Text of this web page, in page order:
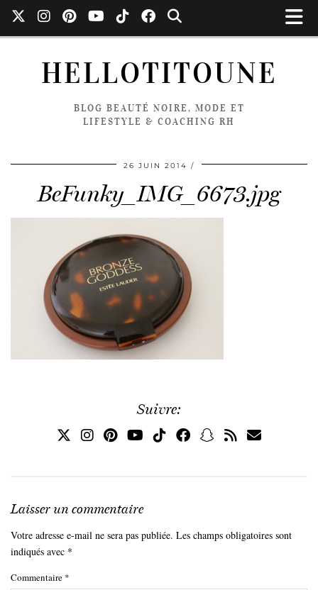
HELLOTITOUNE
BLOG BEAUTÉ NOIRE, MODE ET
LIFESTYLE & COACHING RH
26 JUIN 2014
BeFunky_IMG_6673.jpg
Suivre:
Laisser un commentaire
Votre adresse e-mail ne sera pas publiée. Les champs obligatoires sont
indiqués avec *
Commentaire *